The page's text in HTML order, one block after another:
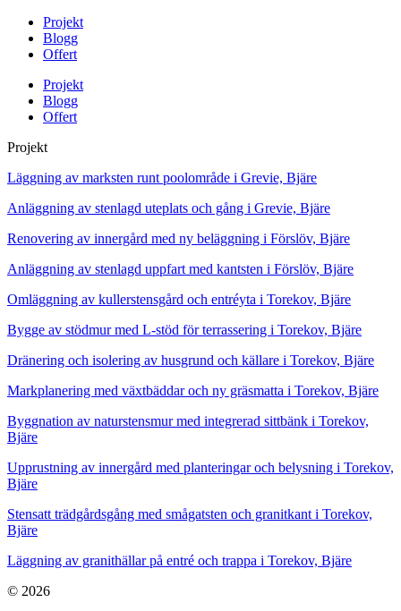
Projekt
Blogg
Offert
Projekt
Blogg
Offert
Projekt
Läggning av marksten runt poolområde i Grevie, Bjäre
Anläggning av stenlagd uteplats och gång i Grevie, Bjäre
Renovering av innergård med ny beläggning i Förslöv, Bjäre
Anläggning av stenlagd uppfart med kantsten i Förslöv, Bjäre
Omläggning av kullerstensgård och entréyta i Torekov, Bjäre
Bygge av stödmur med L-stöd för terrassering i Torekov, Bjäre
Dränering och isolering av husgrund och källare i Torekov, Bjäre
Markplanering med växtbäddar och ny gräsmatta i Torekov, Bjäre
Byggnation av naturstensmur med integrerad sittbänk i Torekov,
Bjäre
Upprustning av innergård med planteringar och belysning i Torekov,
Bjäre
Stensatt trädgårdsgång med smågatsten och granitkant i Torekov,
Bjäre
Läggning av granithällar på entré och trappa i Torekov, Bjäre
© 2026